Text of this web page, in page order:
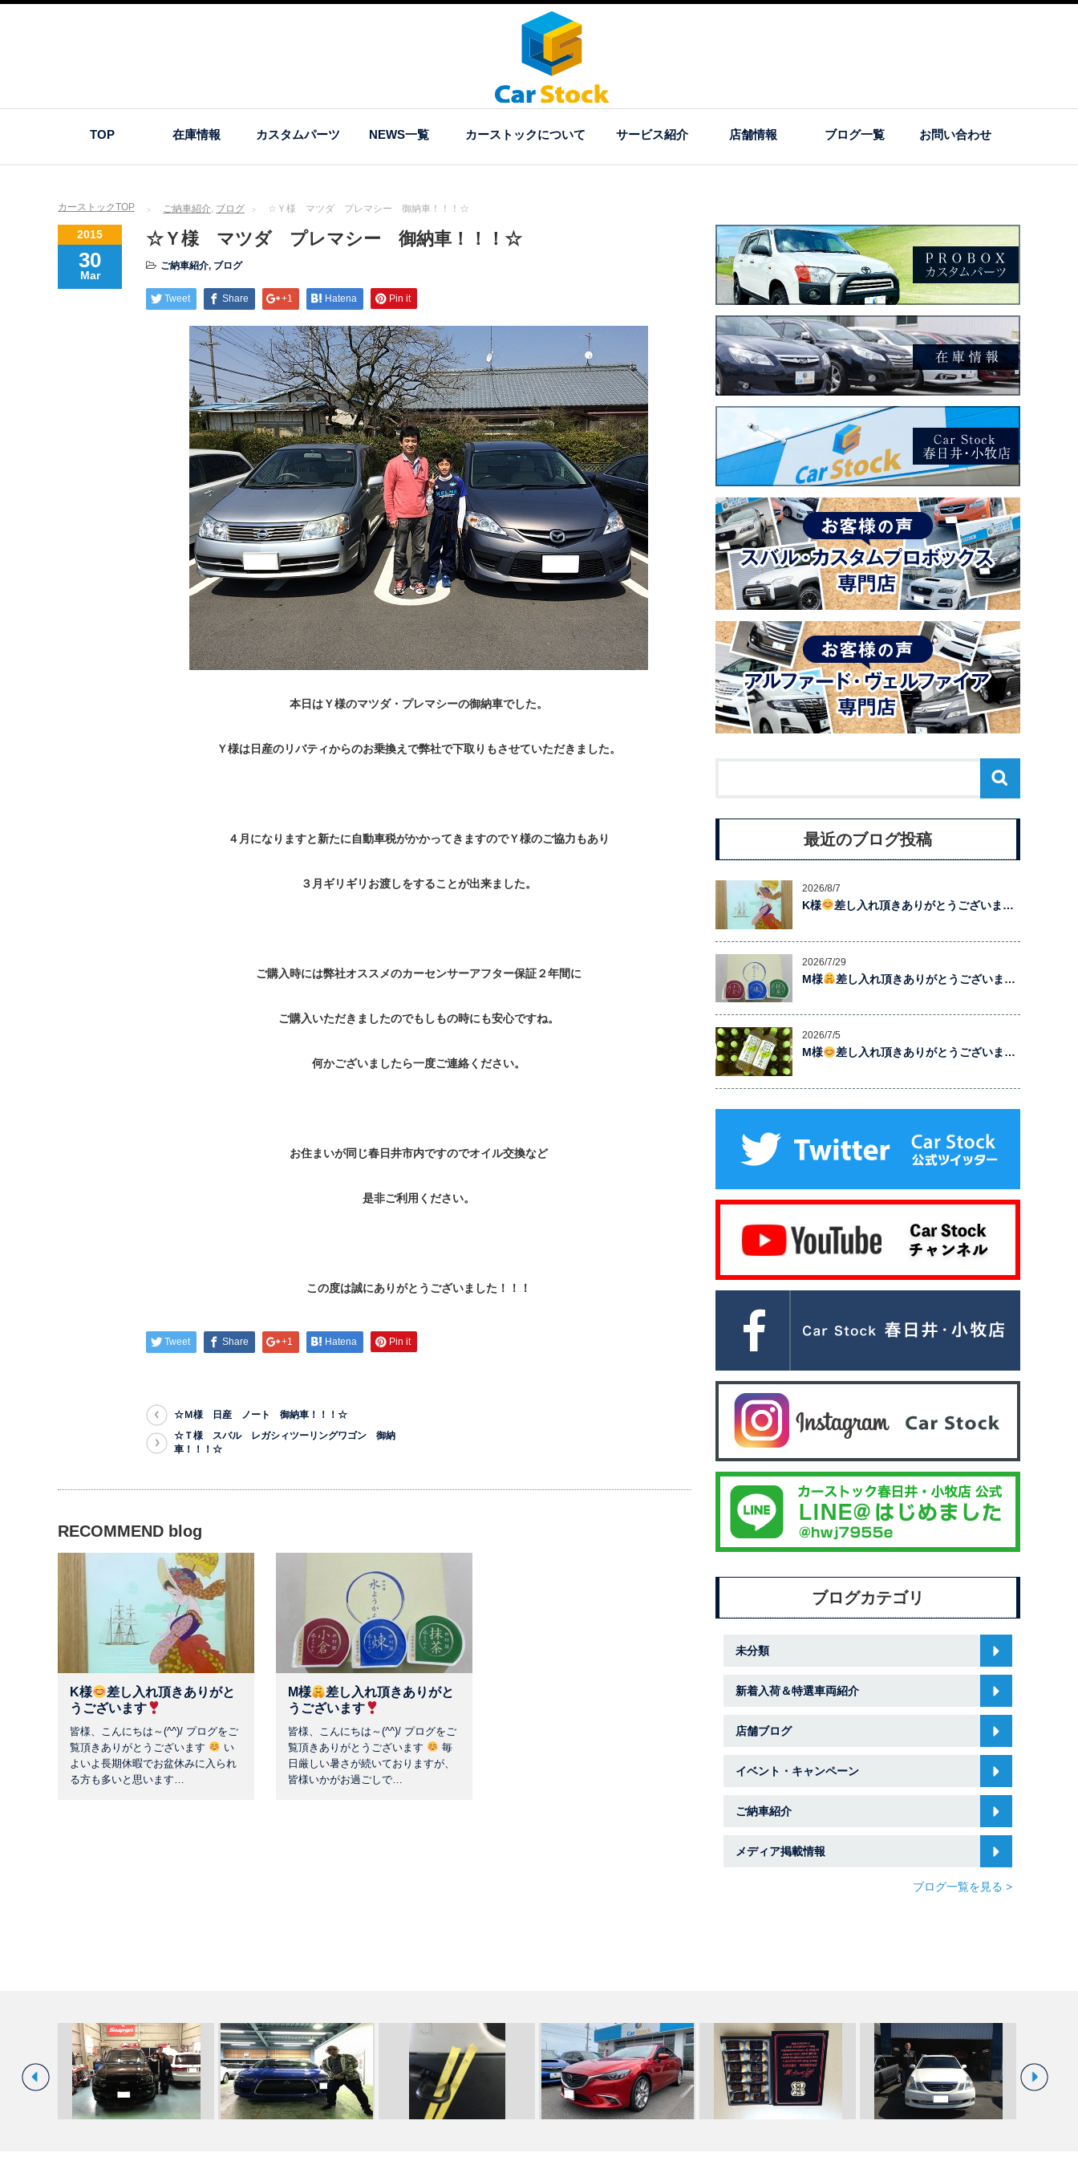
TOP 在庫情報 カスタムパーツ NEWS一覧 カーストックについて サービス紹介 店舗情報 ブログ一覧 お問い合わせ
カーストックTOP ご納車紹介, ブログ ☆Ｙ様 マツダ プレマシー 御納車！！！☆
2015
30
Mar
☆Ｙ様 マツダ プレマシー 御納車！！！☆
ご納車紹介, ブログ
Tweet Share +1 Hatena Pin it
本日はＹ様のマツダ・プレマシーの御納車でした。
Ｙ様は日産のリバティからのお乗換えで弊社で下取りもさせていただきました。
４月になりますと新たに自動車税がかかってきますのでＹ様のご協力もあり
３月ギリギリお渡しをすることが出来ました。
ご購入時には弊社オススメのカーセンサーアフター保証２年間に
ご購入いただきましたのでもしもの時にも安心ですね。
何かございましたら一度ご連絡ください。
お住まいが同じ春日井市内ですのでオイル交換など
是非ご利用ください。
この度は誠にありがとうございました！！！
Tweet Share +1 Hatena Pin it
☆Ｍ様 日産 ノート 御納車！！！☆
☆Ｔ様 スバル レガシィツーリングワゴン 御納
車！！！☆
RECOMMEND blog
K様
差し入れ頂きありがと
うございます
皆様、こんにちは～(^^)/ プログをご
覧頂きありがとうございます
い
よいよ長期休暇でお盆休みに入られ
る方も多いと思います…
M様
差し入れ頂きありがと
うございます
皆様、こんにちは～(^^)/ プログをご
覧頂きありがとうございます
毎
日厳しい暑さが続いておりますが、
皆様いかがお過ごしで…
最近のブログ投稿
2026/8/7
K様 差し入れ頂きありがとうございま…
2026/7/29
M様 差し入れ頂きありがとうございま…
2026/7/5
M様 差し入れ頂きありがとうございま…
ブログカテゴリ
未分類
新着入荷＆特選車両紹介
店舗ブログ
イベント・キャンペーン
ご納車紹介
メディア掲載情報
ブログ一覧を見る >